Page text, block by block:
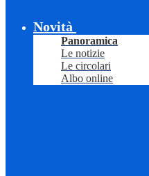
Novità
Panoramica
Le notizie
Le circolari
Albo online